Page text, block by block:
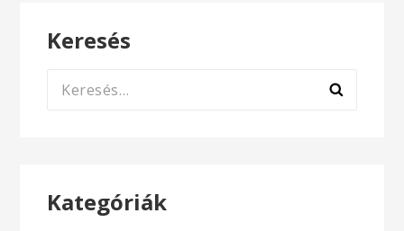
Keresés
Keresés:
Kategóriák